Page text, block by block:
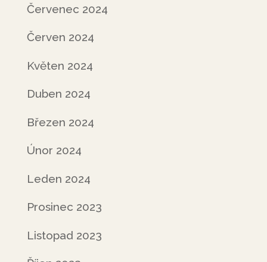
Červenec 2024
Červen 2024
Květen 2024
Duben 2024
Březen 2024
Únor 2024
Leden 2024
Prosinec 2023
Listopad 2023